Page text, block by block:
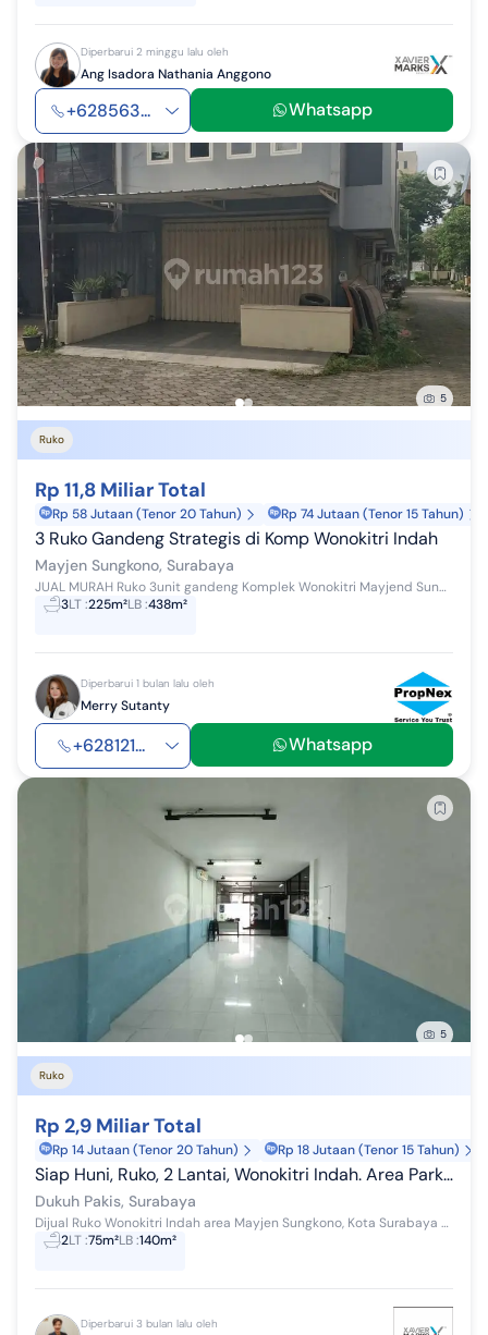
Diperbarui 2 minggu lalu oleh
Ang Isadora Nathania Anggono
+628563... Whatsapp
5
Ruko
Rp 11,8 Miliar Total
Rp 58 Jutaan (Tenor 20 Tahun) Rp 74 Jutaan (Tenor 15 Tahun)
3 Ruko Gandeng Strategis di Komp Wonokitri Indah
Mayjen Sungkono, Surabaya
JUAL MURAH Ruko 3unit gandeng Komplek Wonokitri Mayjend Sungkono Ukuran per unit : 5x15 (2lantai) LT total 225m2 LB total 438m2 Sertifikat: HGB (b...
3LT:225m²LB:438m²
Diperbarui 1 bulan lalu oleh
Merry Sutanty
+628121... Whatsapp
5
Ruko
Rp 2,9 Miliar Total
Rp 14 Jutaan (Tenor 20 Tahun) Rp 18 Jutaan (Tenor 15 Tahun)
Siap Huni, Ruko, 2 Lantai, Wonokitri Indah. Area Parkir Luas. Cocok untuk Kantor. Siap Huni. Murah. Nego
Dukuh Pakis, Surabaya
Dijual Ruko Wonokitri Indah area Mayjen Sungkono, Kota Surabaya 2 Lantai LT 75 m² Dimensi lebar panjang 5m x 15m LB 140 m² Hadap Selatan Surat H...
2LT:75m²LB:140m²
Diperbarui 3 bulan lalu oleh